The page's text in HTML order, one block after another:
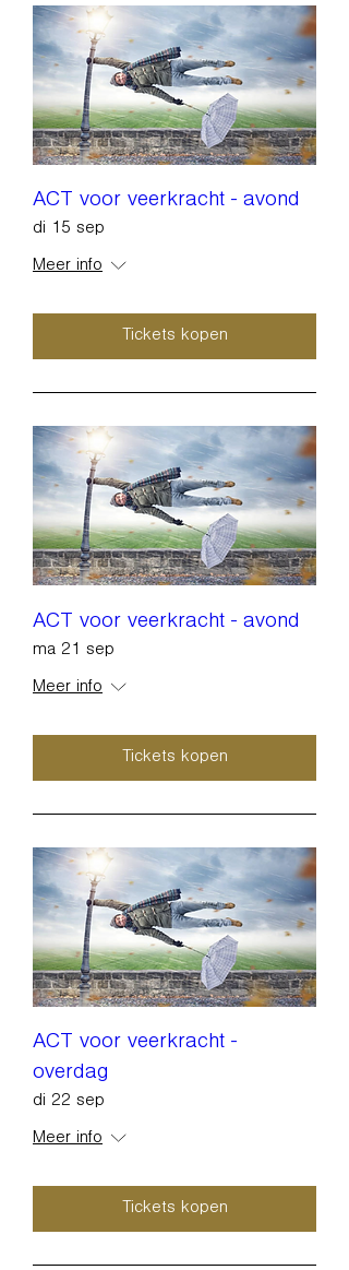
ACT voor veerkracht - avond
di 15 sep
Meer info
Tickets kopen
ACT voor veerkracht - avond
ma 21 sep
Meer info
Tickets kopen
ACT voor veerkracht -
overdag
di 22 sep
Meer info
Tickets kopen